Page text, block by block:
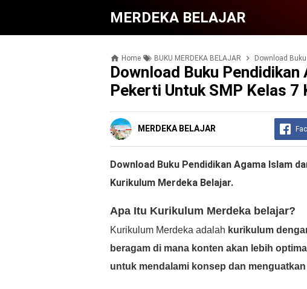
MERDEKA BELAJAR
Home BUKU MERDEKA BELAJAR Download Buku
Download Buku Pendidikan
Pekerti Untuk SMP Kelas
MERDEKA BELAJAR
Download Buku Pendidikan Agama Islam
Kurikulum Merdeka Belajar.
Apa Itu Kurikulum Merdeka belajar?
Kurikulum Merdeka adalah kurikulum
beragam di mana konten akan lebih
untuk mendalami konsep dan